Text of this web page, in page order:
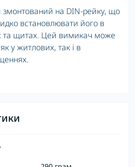
на DIN-рейку, що
встановлювати його в
та щитах. Цей вимикач може
у житлових, так і в